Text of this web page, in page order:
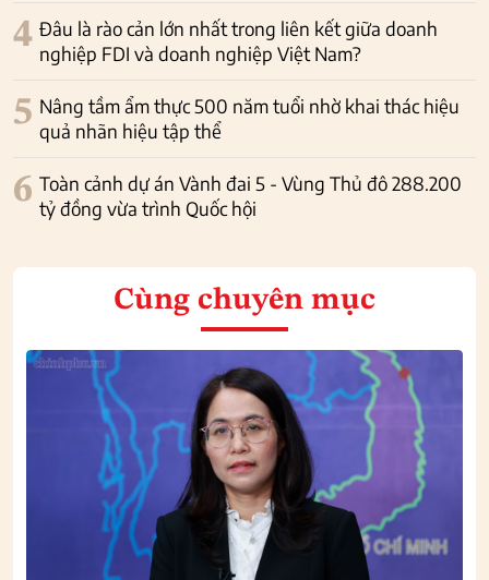
4 Đâu là rào cản lớn nhất trong liên kết giữa doanh
nghiệp FDI và doanh nghiệp Việt Nam?
5 Nâng tầm ẩm thực 500 năm tuổi nhờ khai thác hiệu
quả nhãn hiệu tập thể
6 Toàn cảnh dự án Vành đai 5 - Vùng Thủ đô 288.200
tỷ đồng vừa trình Quốc hội
Cùng chuyên mục